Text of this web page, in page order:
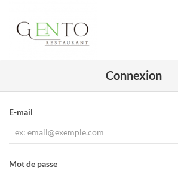
Connexion
E-mail
Mot de passe